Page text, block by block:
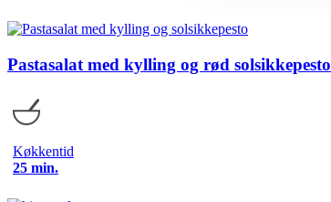
Pastasalat med kylling og rød solsikkepesto
Køkkentid
25 min.